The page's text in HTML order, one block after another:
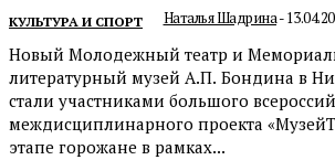
КУЛЬТУРА И СПОРТ Наталья Шадрина-
Новый Молодежный театр и
литературный музей А.П. Бондина в
стали участниками большого
междисциплинарного проекта
этапе горожане в рамках...